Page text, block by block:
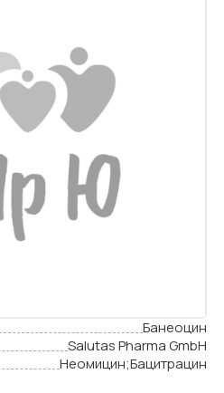
Банеоцин
Salutas Pharma GmbH
Неомицин;Бацитрацин